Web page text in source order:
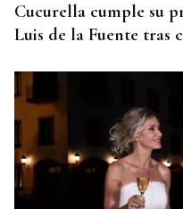
Cucurella cumple su
Luis de la Fuente tras